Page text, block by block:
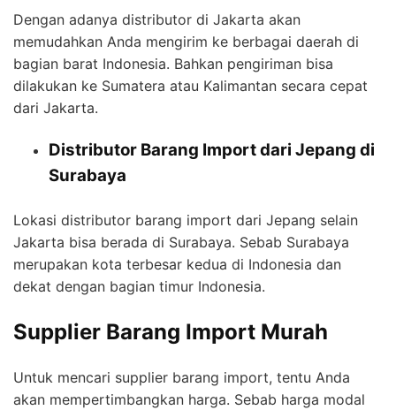
Dengan adanya distributor di Jakarta akan
memudahkan Anda mengirim ke berbagai daerah di
bagian barat Indonesia. Bahkan pengiriman bisa
dilakukan ke Sumatera atau Kalimantan secara cepat
dari Jakarta.
Distributor Barang Import dari Jepang di
Surabaya
Lokasi distributor barang import dari Jepang selain
Jakarta bisa berada di Surabaya. Sebab Surabaya
merupakan kota terbesar kedua di Indonesia dan
dekat dengan bagian timur Indonesia.
Supplier Barang Import Murah
Untuk mencari supplier barang import, tentu Anda
akan mempertimbangkan harga. Sebab harga modal